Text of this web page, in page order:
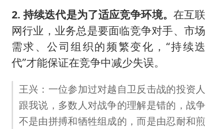
2. 持续迭代是为了适应竞争环境。 在互联
网行业，业务总是要面临竞争对手、市场
需求、公司组织的频繁变化，“持续迭
代”才能保证在竞争中减少失误。
王兴：一位参加过对越自卫反击战的投资人
跟我说，多数人对战争的理解是错的，战争
不是由拼搏和牺牲组成的，而是由忍耐和煎